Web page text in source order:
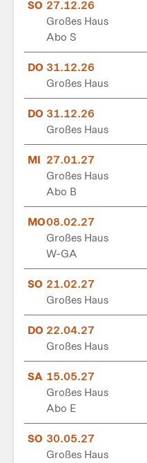
SO 27.12.26
Großes Haus
Abo S
DO 31.12.26
Großes Haus
DO 31.12.26
Großes Haus
MI 27.01.27
Großes Haus
Abo B
MO08.02.27
Großes Haus
W-GA
SO 21.02.27
Großes Haus
DO 22.04.27
Großes Haus
SA 15.05.27
Großes Haus
Abo E
SO 30.05.27
Großes Haus